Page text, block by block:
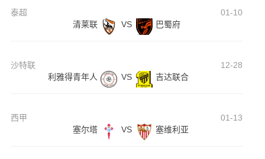
泰超
01-10
清莱联
VS 巴蜀府
沙特联
12-28
利雅得青年人
VS 吉达联合
西甲
01-13
塞尔塔
VS 塞维利亚